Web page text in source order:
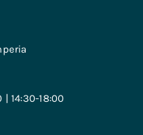
14:30-18:00